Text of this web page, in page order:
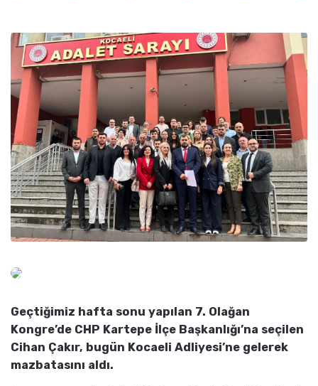
Geçtiğimiz hafta sonu yapılan 7. Olağan
Kongre’de CHP Kartepe İlçe Başkanlığı’na seçilen
Cihan Çakır, bugün Kocaeli Adliyesi’ne gelerek
mazbatasını aldı.